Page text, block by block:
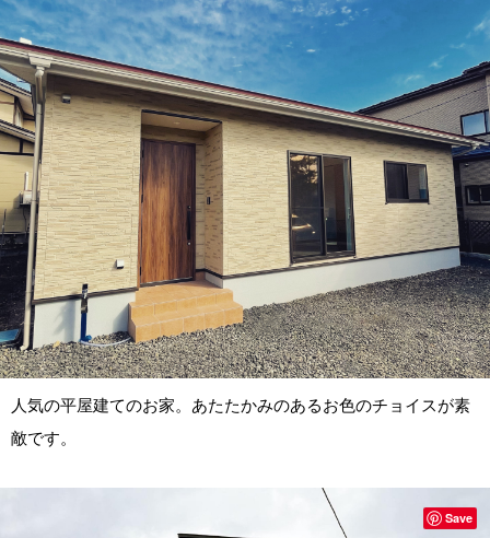
人気の平屋建てのお家。あたたかみのあるお色のチョイスが素
敵です。
Save